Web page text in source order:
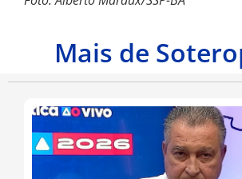
Mais de